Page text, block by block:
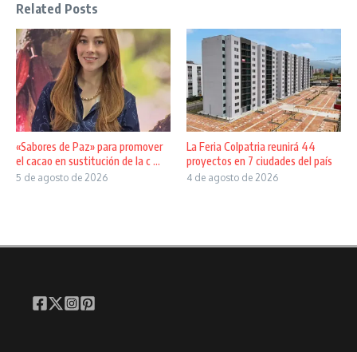
Related Posts
«Sabores de Paz» para promover
el cacao en sustitución de la c ...
5 de agosto de 2026
La Feria Colpatria reunirá 44
proyectos en 7 ciudades del país
4 de agosto de 2026